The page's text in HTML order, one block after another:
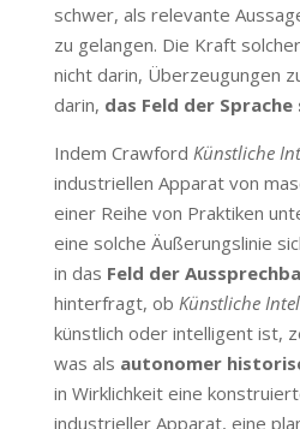
schwer, als relevante
zu gelangen. Die Kraft
nicht darin, Überzeugungen
darin, das Feld der
Indem Crawford Künstliche
industriellen Apparat von
einer Reihe von Praktiken
eine solche Äußerungslinie
in das Feld der
hinterfragt, ob Künstliche
künstlich oder intelligent ist,
was als autonomer
in Wirklichkeit eine
industrieller Apparat, eine